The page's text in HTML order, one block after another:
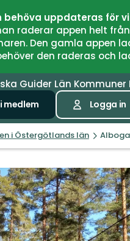
uppdateras för
raderar appen helt
Den gamla
den raderas och
Guider Län Kommuner
medlem Logga in
i Östergötlands län